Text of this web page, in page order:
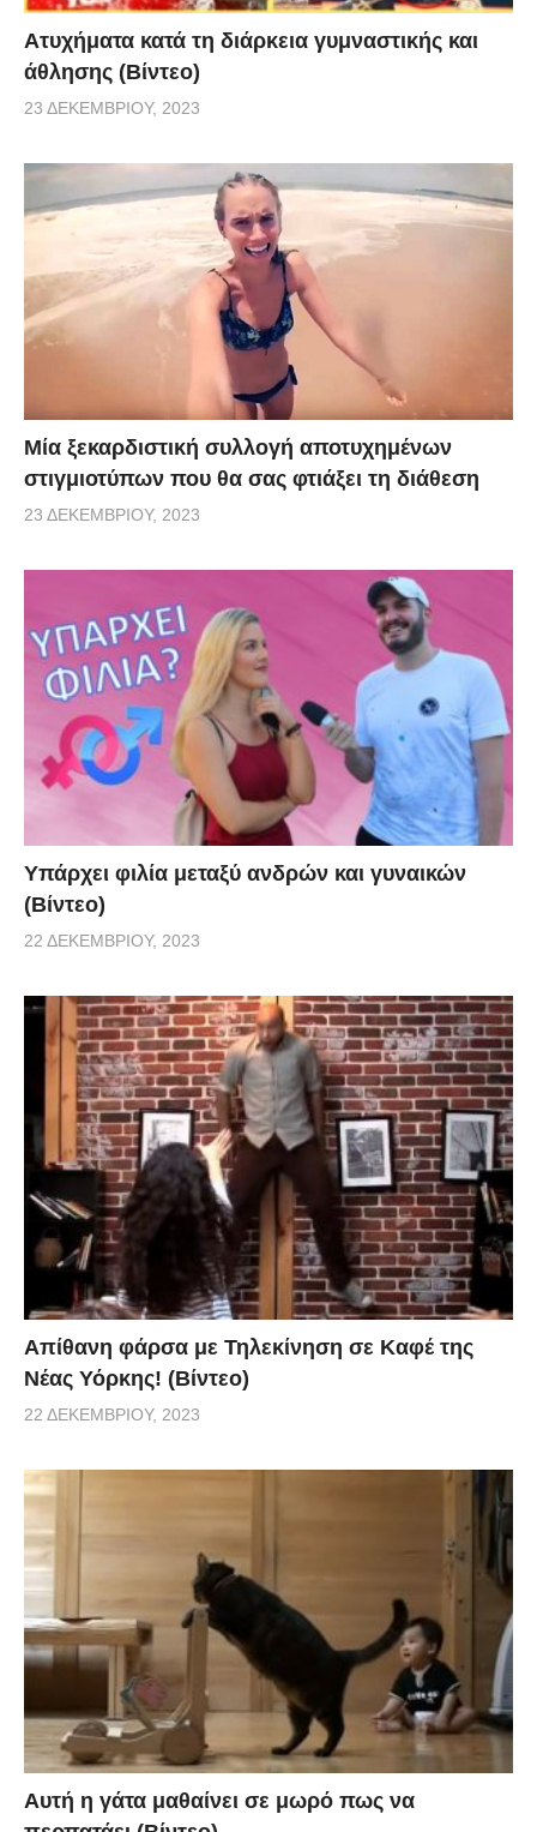
Aτυχήματα κατά τη διάρκεια γυμναστικής και
άθλησης (Βίντεο)
23 ΔΕΚΕΜΒΡΊΟΥ, 2023
Μία ξεκαρδιστική συλλογή αποτυχημένων
στιγμιοτύπων που θα σας φτιάξει τη διάθεση
23 ΔΕΚΕΜΒΡΊΟΥ, 2023
Υπάρχει φιλία μεταξύ ανδρών και γυναικών
(Βίντεο)
22 ΔΕΚΕΜΒΡΊΟΥ, 2023
Απίθανη φάρσα με Τηλεκίνηση σε Καφέ της
Νέας Υόρκης! (Βίντεο)
22 ΔΕΚΕΜΒΡΊΟΥ, 2023
Αυτή η γάτα μαθαίνει σε μωρό πως να